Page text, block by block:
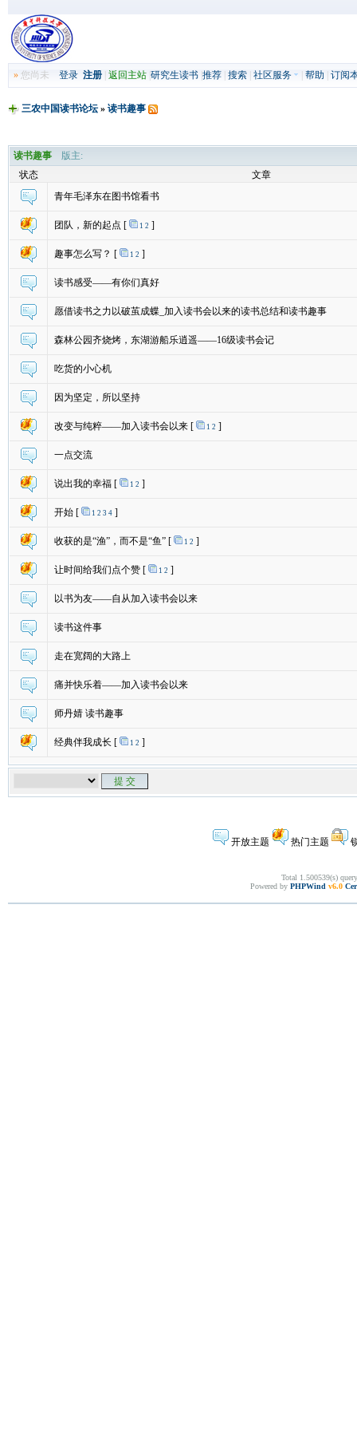
»您尚未 登录 注册| 返回主站| 研究生读书| 推荐| 搜索| 社区服务 帮助 订阅
三农中国读书论坛» 读书趣事
读书趣事版主:
状态
文章
青年毛泽东在图书馆看书
团队，新的起点 [ 1 2 ]
趣事怎么写？ [ 1 2 ]
读书感受——有你们真好
愿借读书之力以破茧成蝶_加入读书会以来的读书总结和读书趣事
森林公园齐烧烤，东湖游船乐逍遥——16级读书会记
吃货的小心机
因为坚定，所以坚持
改变与纯粹——加入读书会以来[ 1 2 ]
一点交流
说出我的幸福[ 1 2 ]
开始[ 1 2 3 4]
收获的是“渔”，而不是“鱼”[ 1 2 ]
让时间给我们点个赞[ 1 2 ]
以书为友——自从加入读书会以来
读书这件事
走在宽阔的大路上
痛并快乐着——加入读书会以来
师丹婧 读书趣事
经典伴我成长 [ 1 2 ]
开放主题 热门主题
Total 1.500539(s)
Powered by PHPWind v6.0